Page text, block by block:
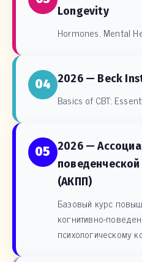
Longevity
Hormones. Mental
04 2026 — Beck
Basics of CBT:
05
2026 —
(АКПП)
Базовый курс
когнитивно-
психологическому